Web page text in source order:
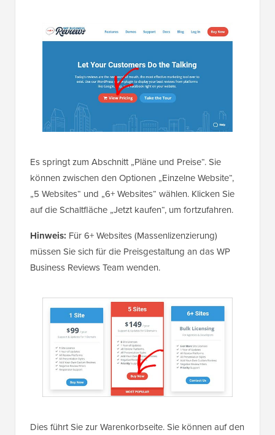
Es springt zum Abschnitt „Pläne und Preise“. Sie
können zwischen den Optionen „Einzelne Website“,
„5 Websites“ und „6+ Websites“ wählen. Klicken Sie
auf die Schaltfläche „Jetzt kaufen“, um fortzufahren.
Hinweis: Für 6+ Websites (Massenlizenzierung)
müssen Sie sich für die Preisgestaltung an das WP
Business Reviews Team wenden.
Dies führt Sie zur Warenkorbseite. Sie können auf den